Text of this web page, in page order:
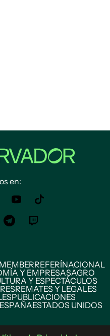
en:
REFERÍNACIONAL
Y EMPRESASAGRO
Y ESPECTÁCULOS
REMATES Y LEGALES
PUBLICACIONES
ESPAÑAESTADOS UNIDOS